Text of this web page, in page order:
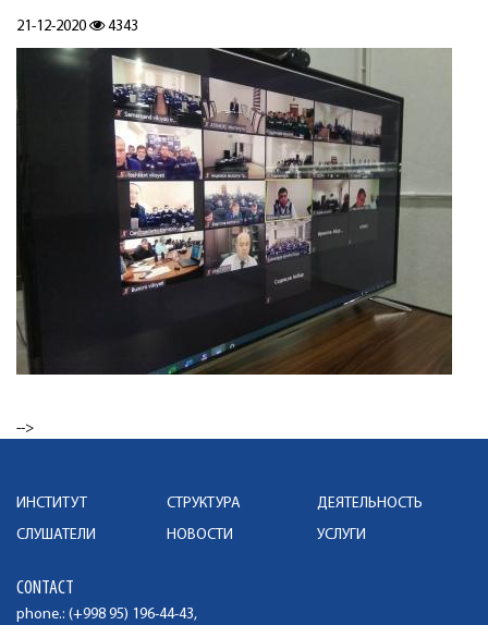
21-12-2020 4343
-->
ИНСТИТУТ СТРУКТУРА
ДЕЯТЕЛЬНОСТЬ
СЛУШАТЕЛИ
НОВОСТИ УСЛУГИ
CONTACT
phone.: (+998 95) 196-44-43,